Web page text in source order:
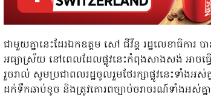
ជាមួយគ្នានេះដែរឯកឧត្តម សៅ ជីវ័ន្ត រដ្ឋលេខាធិ
អធ្យាស្រ័យ នៅពេលដែលផ្លូវនេះកំពុងសាងសង់ អាចធ្វ
រួចរាល់ សូមប្រជាពលរដ្ឋចូលរួមថែរក្សាផ្លូវនេះទាំង
ដក់ទឹកឆាប់ខូច និងត្រូវគោរពច្បាប់ចរាចរណ៍ទាំងអស់គ្ន